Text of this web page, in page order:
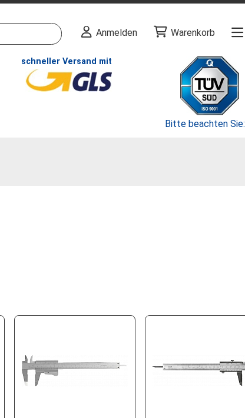
Anmelden Warenkorb
schneller Versand mit
Bitte beachten Sie: